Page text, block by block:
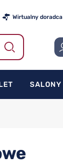
Wirtualny doradca
SALONY